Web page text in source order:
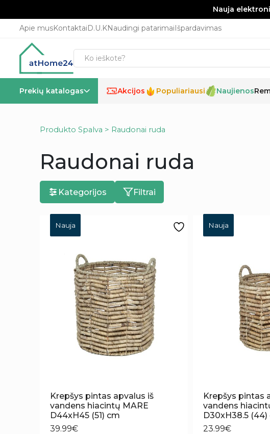
Nauja
Apie musKontaktaiD.U.KNaudingi patarimaiIšpardavimas
Prekių katalogas % Akcijos Populiariausi Naujienos
Produkto Spalva > Raudonai ruda
Raudonai ruda
Kategorijos Filtrai
Nauja
Krepšys pintas apvalus iš
vandens hiacintų MARE
D44xH45 (51) cm
39.99€
Nauja
Krepšys pintas
vandens
D30xH38.5 (44)
23.99€